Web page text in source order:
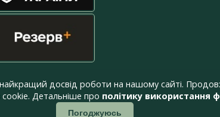
досвід роботи на нашому сайті.
Детальніше про політику використання
Погоджуюсь